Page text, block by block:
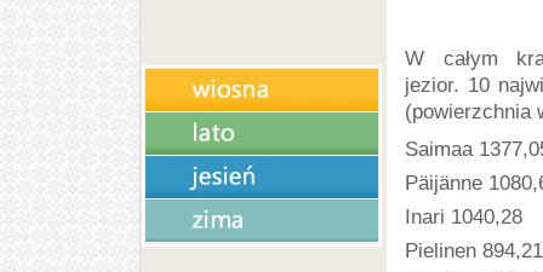
W całym
jezior. 10
(powierzchnia
Saimaa
Päijänne
Inari 1040,28
Pielinen 894,21